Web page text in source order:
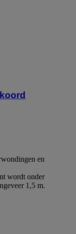
en
wordt onder
1,5 m.